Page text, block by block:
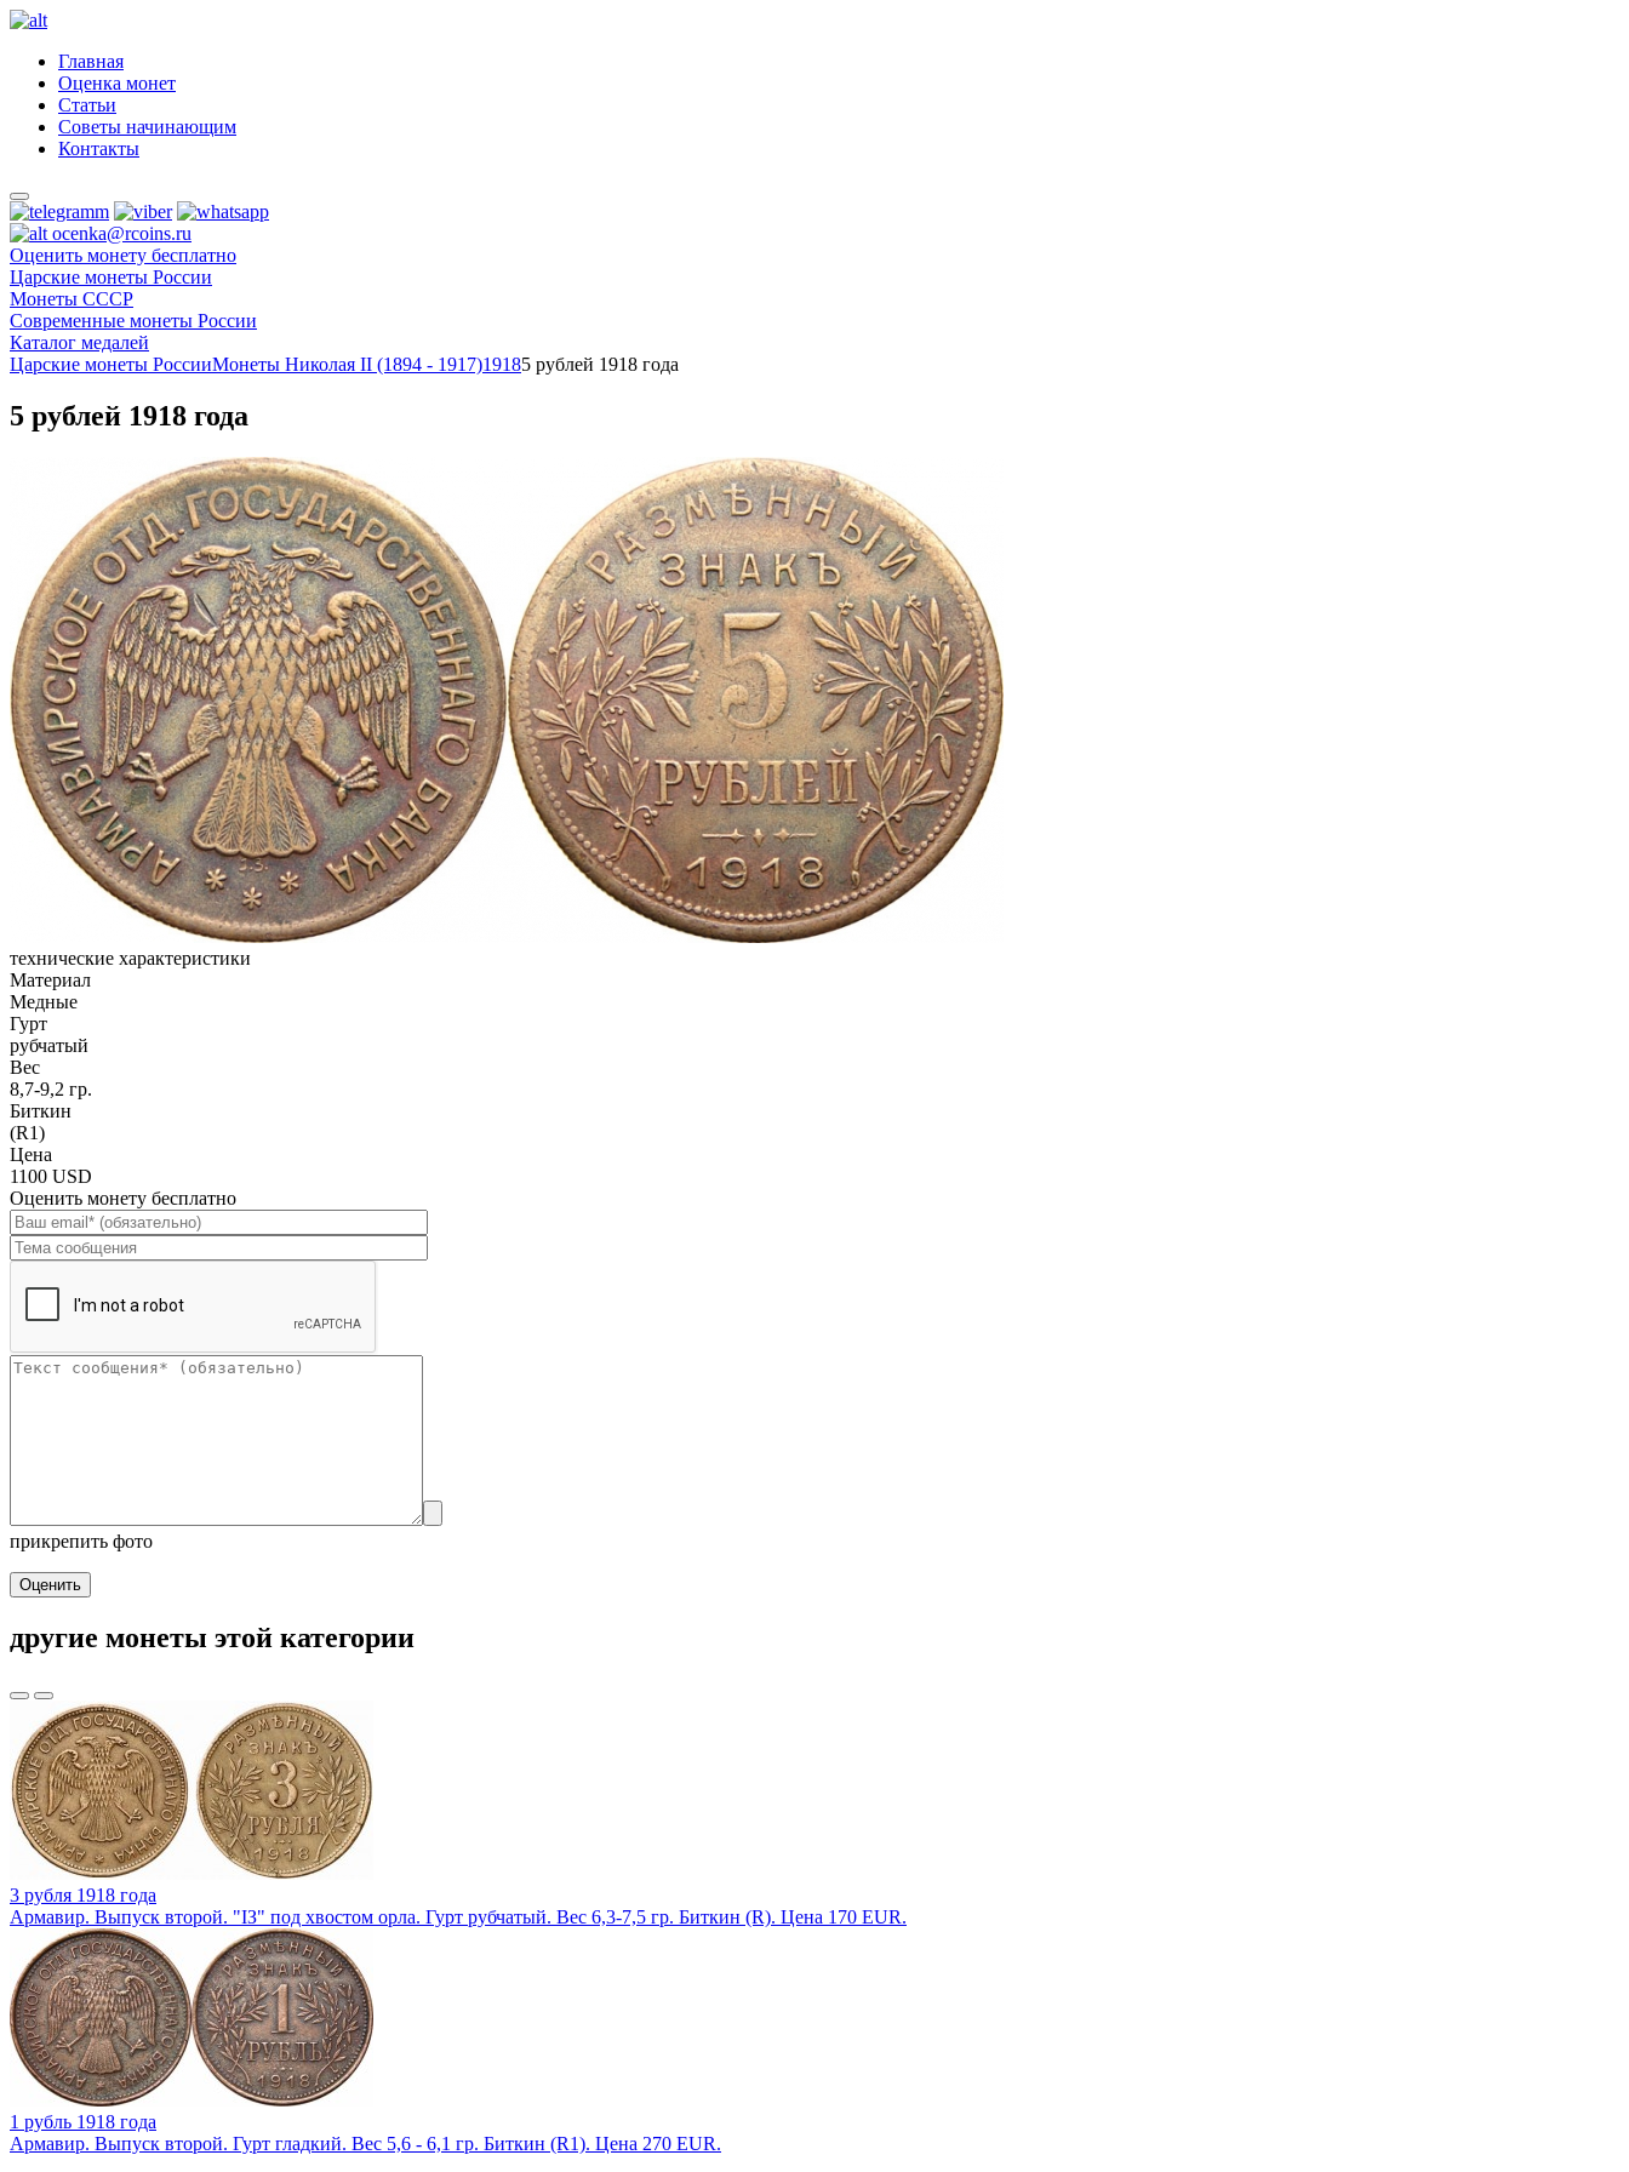
Главная
Оценка монет
Статьи
Советы начинающим
Контакты
ocenka@rcoins.ru
Оценить монету бесплатно
Царские монеты России
Монеты СССР
Современные монеты России
Каталог медалей
Царские монеты РоссииМонеты Николая II (1894 - 1917)19185 рублей 1918 года
5 рублей 1918 года
технические характеристики
Материал
Медные
Гурт
рубчатый
Вес
8,7-9,2 гр.
Биткин
(R1)
Цена
1100 USD
Оценить монету бесплатно
прикрепить фото
Оценить
другие монеты этой категории
3 рубля 1918 года
Армавир. Выпуск второй. "IЗ" под хвостом орла. Гурт рубчатый. Вес 6,3-7,5 гр. Биткин (R). Цена 170 EUR.
1 рубль 1918 года
Армавир. Выпуск второй. Гурт гладкий. Вес 5,6 - 6,1 гр. Биткин (R1). Цена 270 EUR.